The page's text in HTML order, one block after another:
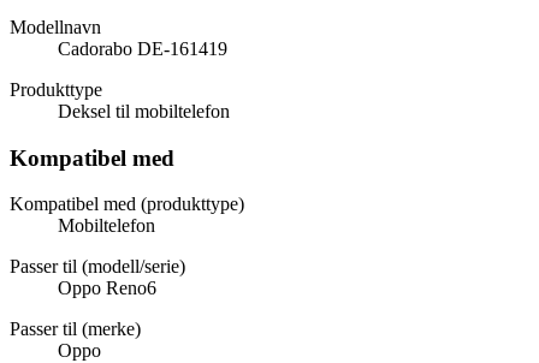
Modellnavn
Cadorabo DE-161419
Produkttype
Deksel til mobiltelefon
Kompatibel med
Kompatibel med (produkttype)
Mobiltelefon
Passer til (modell/serie)
Oppo Reno6
Passer til (merke)
Oppo